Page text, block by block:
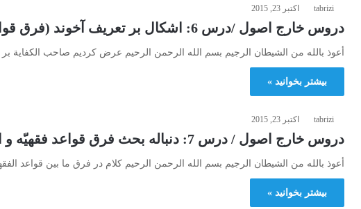
tabrizi اکتبر 23, 2015
دروس خارج اصول /درس 6: اشكال بر تعريف آخوند (فرق قواعد اصولية و قواعد فقهيّة)
أعوذ بالله من الشیطان الرجیم بسم الله الرحمن الرحیم عرض کردیم صاحب
بیشتر بخوانید »
tabrizi اکتبر 23, 2015
دروس خارج اصول / درس 7: دنباله بحث فرق قواعد فقهيّه و اصوليه
أعوذ بالله من الشیطان الرجیم بسم الله الرحمن الرحیم کلام در فرق ما بین قواعد
بیشتر بخوانید »